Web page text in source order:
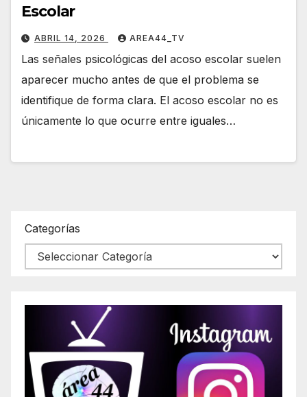
Escolar
ABRIL 14, 2026 AREA44_TV
Las señales psicológicas del acoso escolar suelen
aparecer mucho antes de que el problema se
identifique de forma clara. El acoso escolar no es
únicamente lo que ocurre entre iguales…
Categorías